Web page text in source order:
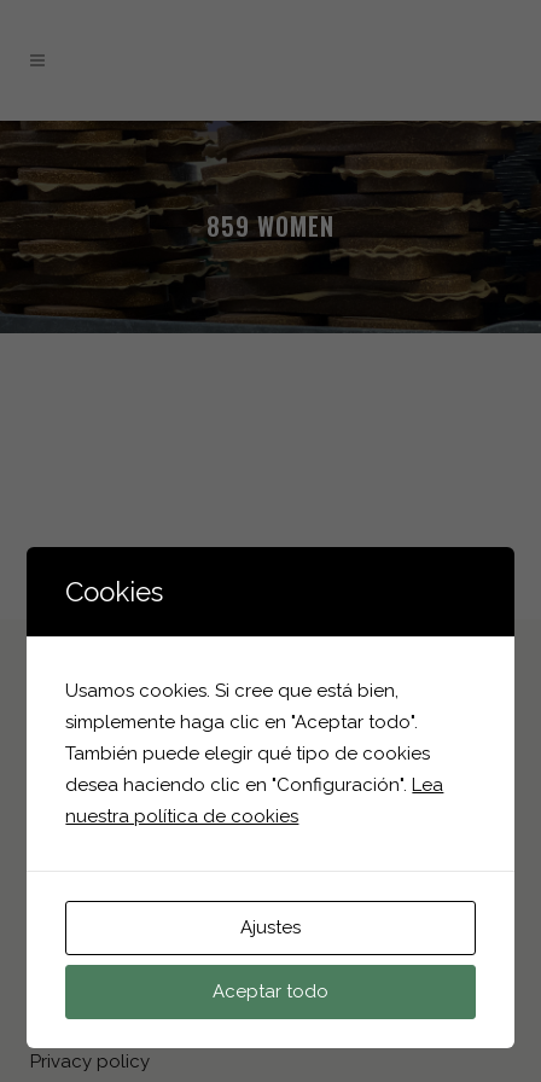
859 WOMEN
CONTACT INFO
Polígono Industrial I-4, Parcela 25
03330, Crevillent, Alicante
info@bioplantparrilla.com
INFORMATION
Footbeds
Privacy policy
Cookies
Usamos cookies. Si cree que está bien,
simplemente haga clic en "Aceptar todo".
También puede elegir qué tipo de cookies
desea haciendo clic en "Configuración".Lea
nuestra política de cookies
Ajustes
Aceptar todo